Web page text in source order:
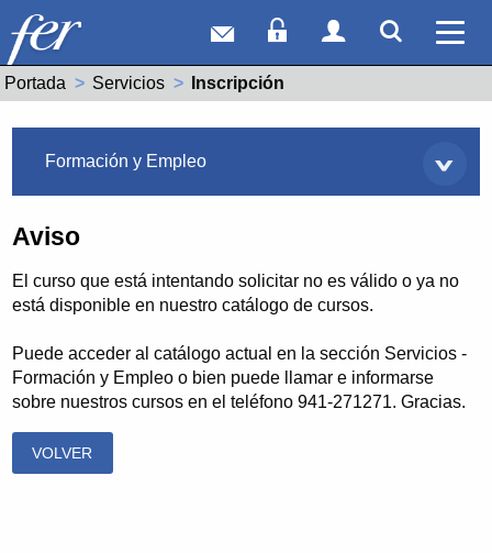
Correo webAcceso Socios
Acceso
Portada Servicios Actual:
Inscripción
Formación y Empleo
Aviso
El curso que está intentando solicitar no es válido o ya no
está disponible en nuestro catálogo de cursos.
Puede acceder al catálogo actual en la sección Servicios -
Formación y Empleo o bien puede llamar e informarse
sobre nuestros cursos en el teléfono 941-271271. Gracias.
VOLVER